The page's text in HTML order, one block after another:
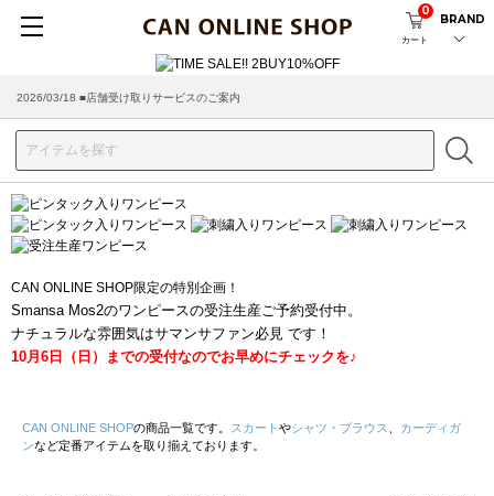
カート
0
BRAND
2026/03/18 ■店舗受け取りサービスのご案内
CAN ONLINE SHOP限定の特別企画！
Smansa Mos2のワンピースの受注生産ご予約受付中。
ナチュラルな雰囲気はサマンサファン必見 です！
10月6日（日）までの受付なのでお早めにチェックを♪
CAN ONLINE SHOPの商品一覧です。 スカート やシャツ・ブラウス
カーディガ
ンなど定番アイテムを取り揃えております。